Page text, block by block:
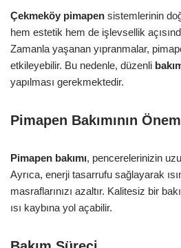
Çekmeköy pimapen sistemlerinin
hem estetik hem de işlevsellik
Zamanla yaşanan yıpranmalar,
etkileyebilir. Bu nedenle, düzenli
yapılması gerekmektedir.
Pimapen Bakımının
Pimapen bakımı, pencerelerinizin
Ayrıca, enerji tasarrufu sağlayarak
masraflarınızı azaltır. Kalitesiz bir
ısı kaybına yol açabilir.